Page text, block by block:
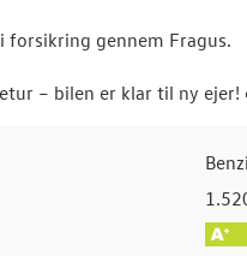
gennem Fragus.
– bilen er klar til ny ejer!